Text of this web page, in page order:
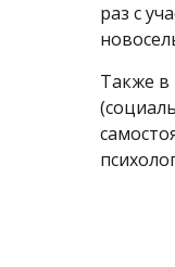
раз с
Также в